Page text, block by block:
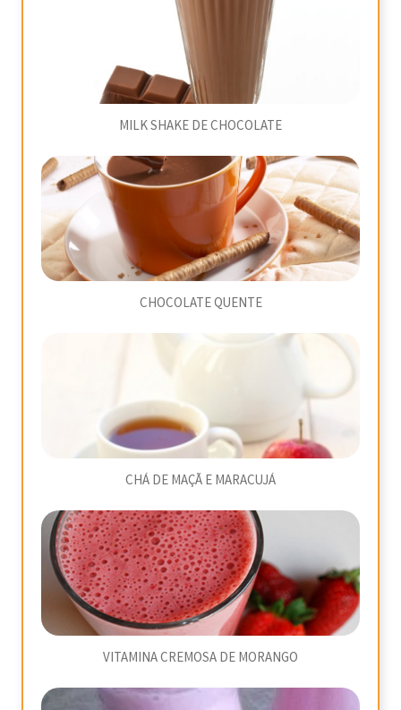
MILK SHAKE DE CHOCOLATE
CHOCOLATE QUENTE
CHÁ DE MAÇÃ E MARACUJÁ
VITAMINA CREMOSA DE MORANGO